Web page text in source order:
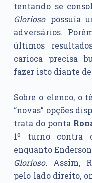
tentando se
Glorioso possuía
adversários.
últimos
carioca precisa
fazer isto diante
Sobre o elenco, o
“novas” opções
trata do ponta
1º turno contra
enquanto
Glorioso. Assim,
pelo lado direito,